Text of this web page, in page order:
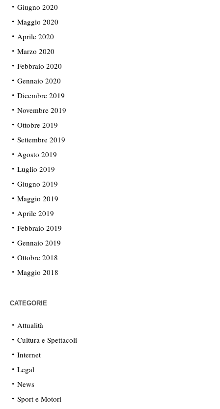
Giugno 2020
Maggio 2020
Aprile 2020
Marzo 2020
Febbraio 2020
Gennaio 2020
Dicembre 2019
Novembre 2019
Ottobre 2019
Settembre 2019
Agosto 2019
Luglio 2019
Giugno 2019
Maggio 2019
Aprile 2019
Febbraio 2019
Gennaio 2019
Ottobre 2018
Maggio 2018
CATEGORIE
Attualità
Cultura e Spettacoli
Internet
Legal
News
Sport e Motori